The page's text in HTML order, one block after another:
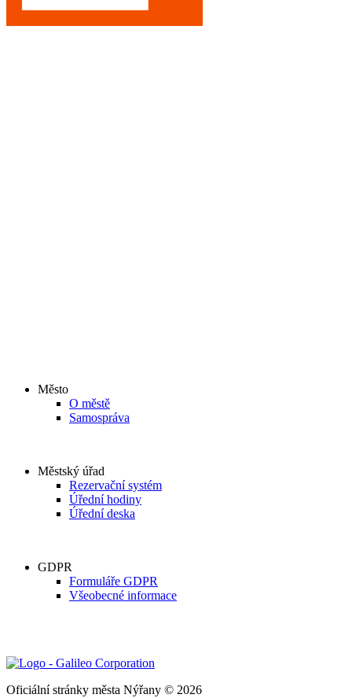
Město
O městě
Samospráva
Městský úřad
Rezervační systém
Úřední hodiny
Úřední deska
GDPR
Formuláře GDPR
Všeobecné informace
Oficiální stránky města Nýřany © 2026